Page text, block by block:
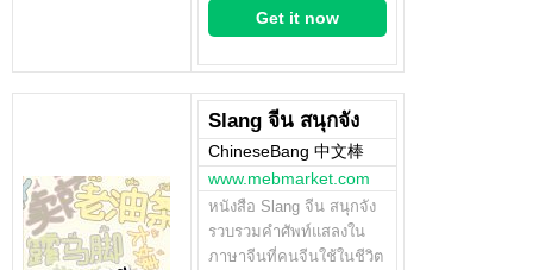
Get it now
Slang จีน สนุกจัง
ChineseBang 中文棒
www.mebmarket.com
หนังสือ Slang จีน สนุกจัง
รวบรวมคำศัพท์แสลงใน
ภาษาจีนที่คนจีนใช้ในชีวิต